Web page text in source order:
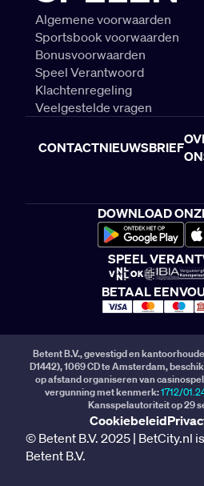
Algemene voorwaarden
Sportsbook voorwaarden
Bonusvoorwaarden
Speel Verantwoord
Klachtenregeling
Veelgestelde vragen
CONTACTNIEUWSBRIEF
DOWNLOAD
SPEEL
BETAAL
Betent B.V., gevestigd en
D1442), 1069 CD te Amsterdam,
op afstand organiseren van
vergunning met kenmerk:1712/
Kansspelautoriteit op 29
Cookiebeleid
© Betent B.V. 2025 | BetCity.nl
Betent B.V.